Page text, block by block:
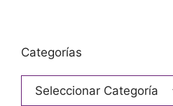
Categorías
Categorías